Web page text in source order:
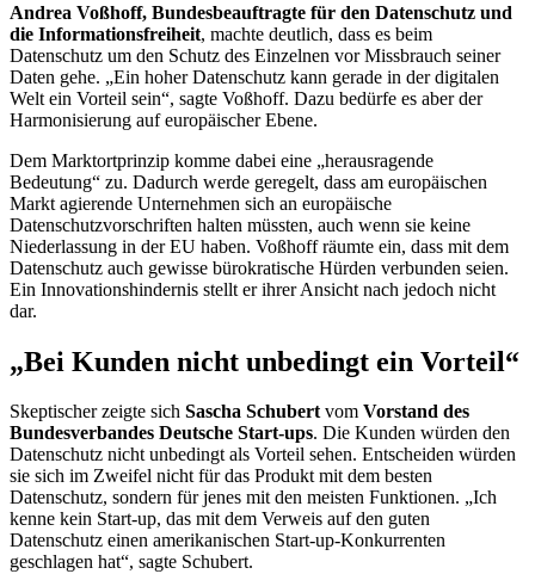
Andrea Voßhoff, Bundesbeauftragte für den Datenschutz und
die Informationsfreiheit, machte deutlich, dass es beim
Datenschutz um den Schutz des Einzelnen vor Missbrauch seiner
Daten gehe. „Ein hoher Datenschutz kann gerade in der digitalen
Welt ein Vorteil sein“, sagte Voßhoff. Dazu bedürfe es aber der
Harmonisierung auf europäischer Ebene.
Dem Marktortprinzip komme dabei eine „herausragende
Bedeutung“ zu. Dadurch werde geregelt, dass am europäischen
Markt agierende Unternehmen sich an europäische
Datenschutzvorschriften halten müssten, auch wenn sie keine
Niederlassung in der EU haben. Voßhoff räumte ein, dass mit dem
Datenschutz auch gewisse bürokratische Hürden verbunden seien.
Ein Innovationshindernis stellt er ihrer Ansicht nach jedoch nicht
dar.
„Bei Kunden nicht unbedingt ein Vorteil“
Skeptischer zeigte sich Sascha Schubertvom Vorstand des
Bundesverbandes Deutsche Start-ups. Die Kunden würden den
Datenschutz nicht unbedingt als Vorteil sehen. Entscheiden würden
sie sich im Zweifel nicht für das Produkt mit dem besten
Datenschutz, sondern für jenes mit den meisten Funktionen. „Ich
kenne kein Start-up, das mit dem Verweis auf den guten
Datenschutz einen amerikanischen Start-up-Konkurrenten
geschlagen hat“, sagte Schubert.